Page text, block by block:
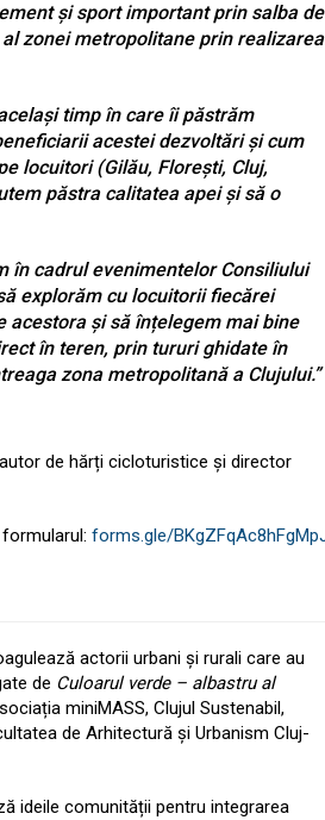
și sport important prin salba de
zonei metropolitane prin realizarea
timp în care îi păstrăm
acestei dezvoltări și cum
locuitori (Gilău, Florești, Cluj,
păstra calitatea apei și să o
în cadrul evenimentelor Consiliului
explorăm cu locuitorii fiecărei
și să înțelegem mai bine
în teren, prin tururi ghidate în
zona metropolitană a Clujului.”
de hărți cicloturistice și director
forms.gle/
actorii urbani și rurali care au
de Culoarul verde – albastru al
miniMASS, Clujul Sustenabil,
de Arhitectură și Urbanism Cluj-
ideile comunității pentru integrarea